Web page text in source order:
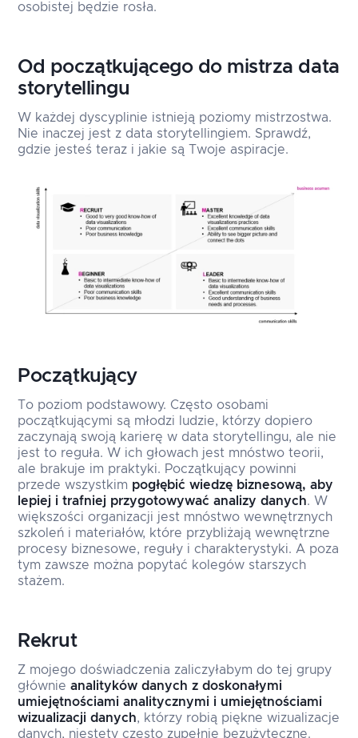
osobistej będzie rosła.
Od początkującego do mistrza data
storytellingu
W każdej dyscyplinie istnieją poziomy mistrzostwa.
Nie inaczej jest z data storytellingiem. Sprawdź,
gdzie jesteś teraz i jakie są Twoje aspiracje.
Początkujący
To poziom podstawowy. Często osobami
początkującymi są młodzi ludzie, którzy dopiero
zaczynają swoją karierę w data storytellingu, ale nie
jest to reguła. W ich głowach jest mnóstwo teorii,
ale brakuje im praktyki. Początkujący powinni
przede wszystkim pogłębić wiedzę biznesową, aby
lepiej i trafniej przygotowywać analizy danych. W
większości organizacji jest mnóstwo wewnętrznych
szkoleń i materiałów, które przybliżają wewnętrzne
procesy biznesowe, reguły i charakterystyki. A poza
tym zawsze można popytać kolegów starszych
stażem.
Rekrut
Z mojego doświadczenia zaliczyłabym do tej grupy
głównieanalityków danych z doskonałymi
umiejętnościami analitycznymi i umiejętnościami
wizualizacji danych, którzy robią piękne wizualizacje
danych, niestety często zupełnie bezużyteczne.